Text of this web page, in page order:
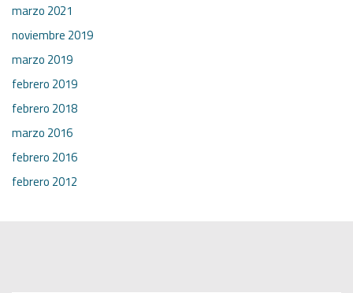
marzo 2021
noviembre 2019
marzo 2019
febrero 2019
febrero 2018
marzo 2016
febrero 2016
febrero 2012